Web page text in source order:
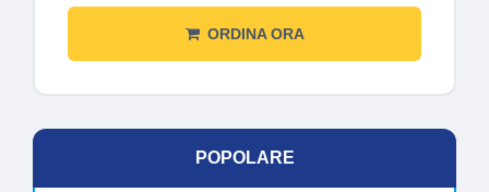
ORDINA ORA
POPOLARE